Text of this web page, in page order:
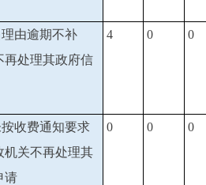
由逾期不补
再处理其政府信
4 0 0
收费通知要求
机关不再处理其
请
0 0 0